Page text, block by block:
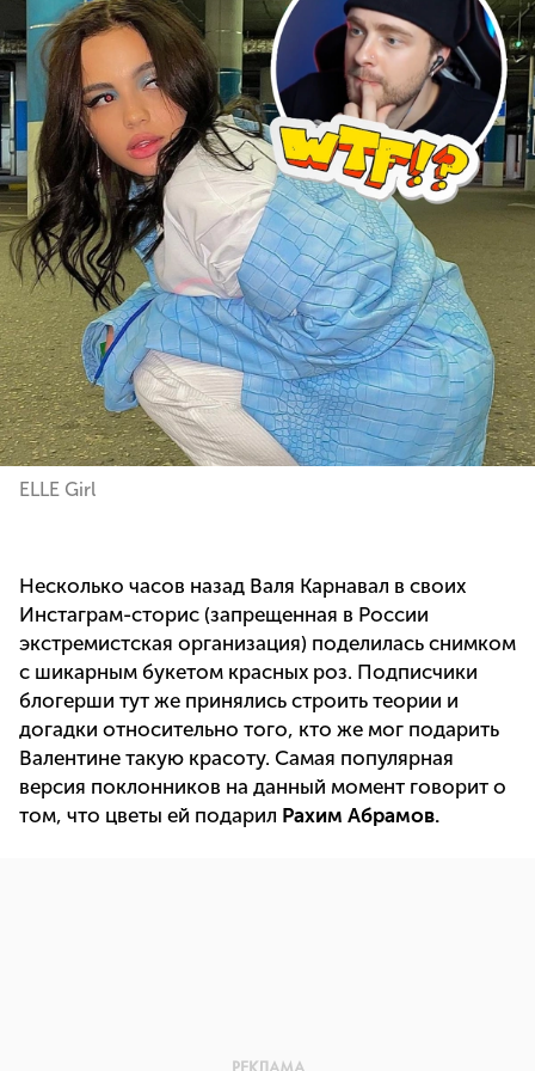
ELLE Girl
Несколько часов назад Валя Карнавал в своих
Инстаграм-сторис (запрещенная в России
экстремистская организация) поделилась снимком
с шикарным букетом красных роз. Подписчики
блогерши тут же принялись строить теории и
догадки относительно того, кто же мог подарить
Валентине такую красоту. Самая популярная
версия поклонников на данный момент говорит о
том, что цветы ей подарил Рахим Абрамов.